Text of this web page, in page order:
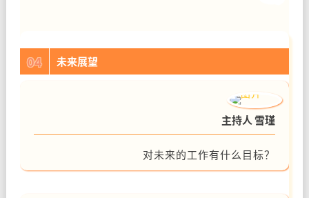
04 未来展望
主持人 雪瑾
对未来的工作有什么目标？